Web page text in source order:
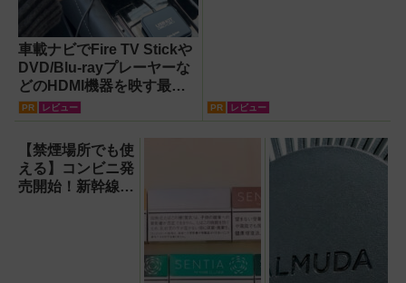
車載ナビでFire TV Stickや
DVD/Blu-rayプレーヤーな
どのHDMI機器を映す最短
ルート。USB接続だけで
ス化できる新機軸アダプタ
ーを徹底解説【データシス
テム『USBKIT』】
PR レビュー PR レビュー
【禁煙場所でも使
える】コンビニ発
売開始！新幹線、